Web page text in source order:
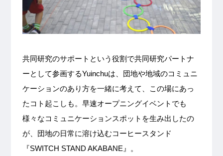
共同研究のサポートという役割で共同研究パートナ
ーとして参画するYuinchuは、団地や地域のコミュニ
ケーションのあり方を一緒に考えて、この場にあっ
たコト起こしも。早速オープニングイベントでも
様々なコミュニケーションスポットを生み出したの
が、団地の日常に溶け込むコーヒースタンド
『SWITCH STAND AKABANE』。